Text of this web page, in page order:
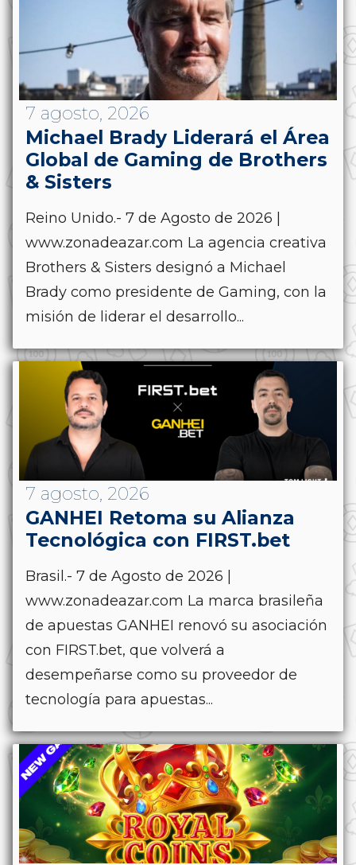
7 agosto, 2026
Michael Brady Liderará el Área
Global de Gaming de Brothers
& Sisters
Reino Unido.- 7 de Agosto de 2026 |
www.zonadeazar.com La agencia creativa
Brothers & Sisters designó a Michael
Brady como presidente de Gaming, con la
misión de liderar el desarrollo...
7 agosto, 2026
GANHEI Retoma su Alianza
Tecnológica con FIRST.bet
Brasil.- 7 de Agosto de 2026 |
www.zonadeazar.com La marca brasileña
de apuestas GANHEI renovó su asociación
con FIRST.bet, que volverá a
desempeñarse como su proveedor de
tecnología para apuestas...